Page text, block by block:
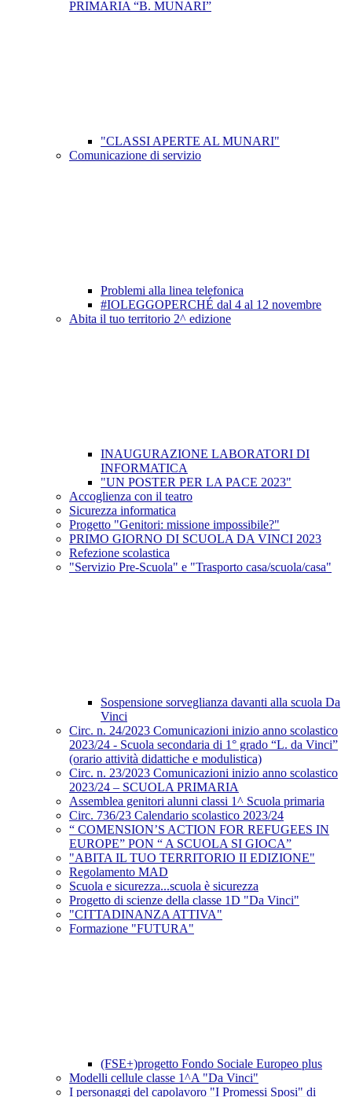
PRIMARIA “B. MUNARI”
"CLASSI APERTE AL MUNARI"
Comunicazione di servizio
Problemi alla linea telefonica
#IOLEGGOPERCHÉ dal 4 al 12 novembre
Abita il tuo territorio 2^ edizione
INAUGURAZIONE LABORATORI DI
INFORMATICA
"UN POSTER PER LA PACE 2023"
Accoglienza con il teatro
Sicurezza informatica
Progetto "Genitori: missione impossibile?"
PRIMO GIORNO DI SCUOLA DA VINCI 2023
Refezione scolastica
"Servizio Pre-Scuola" e "Trasporto casa/scuola/casa"
Sospensione sorveglianza davanti alla scuola Da
Vinci
Circ. n. 24/2023 Comunicazioni inizio anno scolastico
2023/24 - Scuola secondaria di 1° grado “L. da Vinci”
(orario attività didattiche e modulistica)
Circ. n. 23/2023 Comunicazioni inizio anno scolastico
2023/24 – SCUOLA PRIMARIA
Assemblea genitori alunni classi 1^ Scuola primaria
Circ. 736/23 Calendario scolastico 2023/24
“ COMENSION’S ACTION FOR REFUGEES IN
EUROPE” PON “ A SCUOLA SI GIOCA”
"ABITA IL TUO TERRITORIO II EDIZIONE"
Regolamento MAD
Scuola e sicurezza...scuola è sicurezza
Progetto di scienze della classe 1D "Da Vinci"
"CITTADINANZA ATTIVA"
Formazione "FUTURA"
(FSE+)progetto Fondo Sociale Europeo plus
Modelli cellule classe 1^A "Da Vinci"
I personaggi del capolavoro "I Promessi Sposi" di